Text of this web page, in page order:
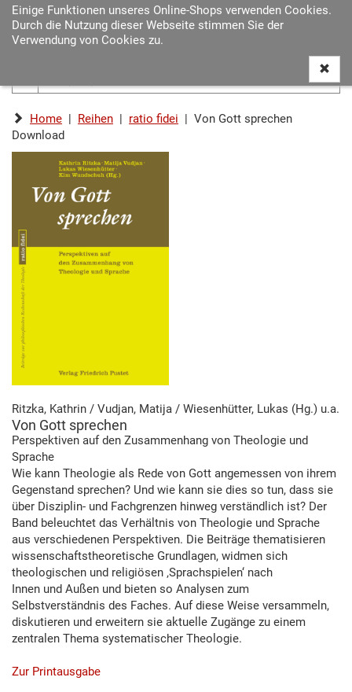
Einige Funktionen unseres Online-Shops verwenden Cookies.
Durch die Nutzung dieser Webseite stimmen Sie der
Verwendung von Cookies zu.
Home | Reihen | ratio fidei | Von Gott sprechen
Download
Ritzka, Kathrin / Vudjan, Matija / Wiesenhütter, Lukas (Hg.) u.a.
Von Gott sprechen
Perspektiven auf den Zusammenhang von Theologie und
Sprache
Wie kann Theologie als Rede von Gott angemessen von ihrem
Gegenstand sprechen? Und wie kann sie dies so tun, dass sie
über Disziplin- und Fachgrenzen hinweg verständlich ist? Der
Band beleuchtet das Verhältnis von Theologie und Sprache
aus verschiedenen Perspektiven. Die Beiträge thematisieren
wissenschaftstheoretische Grundlagen, widmen sich
theologischen und religiösen ‚Sprachspielen‘ nach
Innen und Außen und bieten so Analysen zum
Selbstverständnis des Faches. Auf diese Weise versammeln,
diskutieren und erweitern sie aktuelle Zugänge zu einem
zentralen Thema systematischer Theologie.
Zur Printausgabe